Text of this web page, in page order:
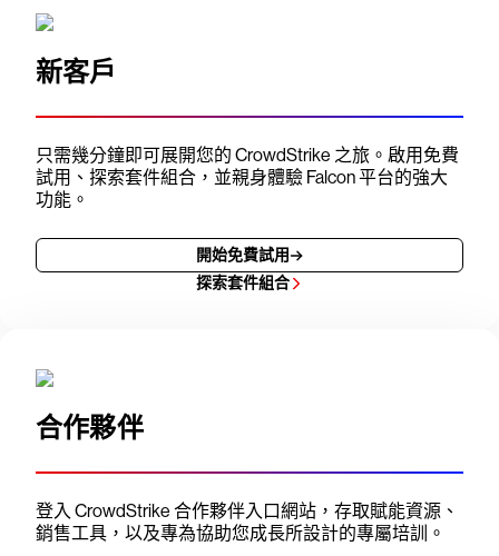
新客戶
只需幾分鐘即可展開您的 CrowdStrike 之旅。啟用免費
試用、探索套件組合，並親身體驗 Falcon 平台的強大
功能。
開始免費試用
探索套件組合
合作夥伴
登入 CrowdStrike 合作夥伴入口網站，存取賦能資源、
銷售工具，以及專為協助您成長所設計的專屬培訓。